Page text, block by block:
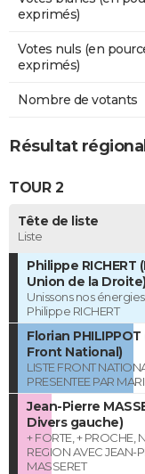
exprimés)
Votes nuls (en
exprimés)
Nombre de votants
Résultat
TOUR 2
Tête de liste
Liste
Philippe RICHERT
Union de la Droite)
Unissons nos
Philippe RICHERT
Florian
Front National)
LISTE FRONT
PRESENTEE PAR
Jean-Pierre
Divers gauche)
+ FORTE, + PROCHE,
REGION AVEC JEAN-
MASSERET